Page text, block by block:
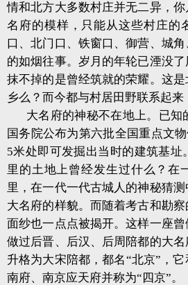
情和北方大多数村庄并无二异，
名府的模样，只能从这些村庄
口、北门口、铁窗口、御营、城
的如烟往事。岁月的年轮已湮没
抹不掉的是曾经筑就的荣耀。这
乡么？而今都与村居田野联系起来
大名府的神秘不在地上。已知
国务院公布为第六批全国重点文
5米处即可发掘出当时的建筑基址
里的土地上曾经发生过什么？在
里，在一代一代古城人的神秘猜
大名府的样貌。而随着考古和勘
面纱也一点点被揭开。这样一座曾
做过后晋、后汉、后周陪都的大
升格为大宋陪都，都名“北京”，
南府、南京应天府并称为“四京”。